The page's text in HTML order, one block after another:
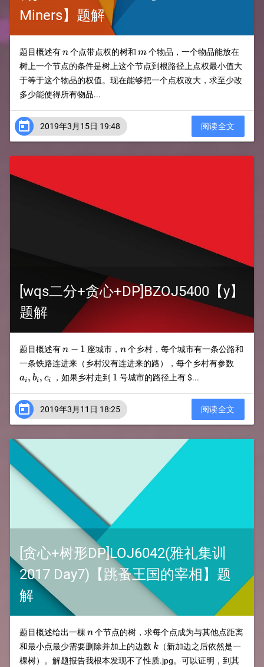
Miners】题解
题目概述有n
n个点带点权的树和 m
m个物品，一个物品能放在
树上一个节点的条件是树上这个节点到根路径上点权最小值大
于等于这个物品的权值。现在能够把一个点权改大，求至少改
多少能使得所有物品...
 2019年3月15日 19:48 阅读全文
[wqs二分+贪心+DP]BZOJ5400【y】
题解
题目概述有n-
1
n − 1 座城市，n
n个乡村，每个城市有一条公路和
一条铁路连进来（乡村没有连进来的路），每个乡村有参数
ai, bi , ci ，如果乡村走到 1
1 号城市的路径上有$...
 2019年3月11日 18:25 阅读全文
[贪心+树形DP]LOJ6042(雅礼集训
2017 Day7)【跳蚤王国的宰相】题
解
题目概述给出一棵n
n个节点的树，求每个点成为与其他点距离
和最小点最少需要删除并加上的边数 k
k （新加边之后依然是一
棵树）。解题报告我根本发现不了性质.jpg。可以证明，到其